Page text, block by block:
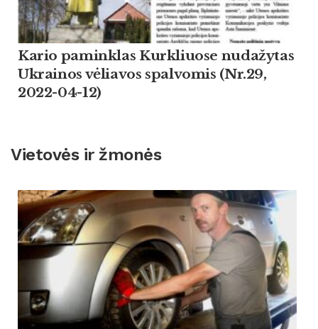
Kario paminklas Kurkliuose nudažytas
Ukrainos vėliavos spalvomis (Nr.29,
2022-04-12)
Vietovės ir žmonės